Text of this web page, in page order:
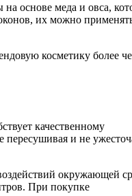
основе меда и овса,
их можно
косметику более
качественному
и не
окружающей
При покупке